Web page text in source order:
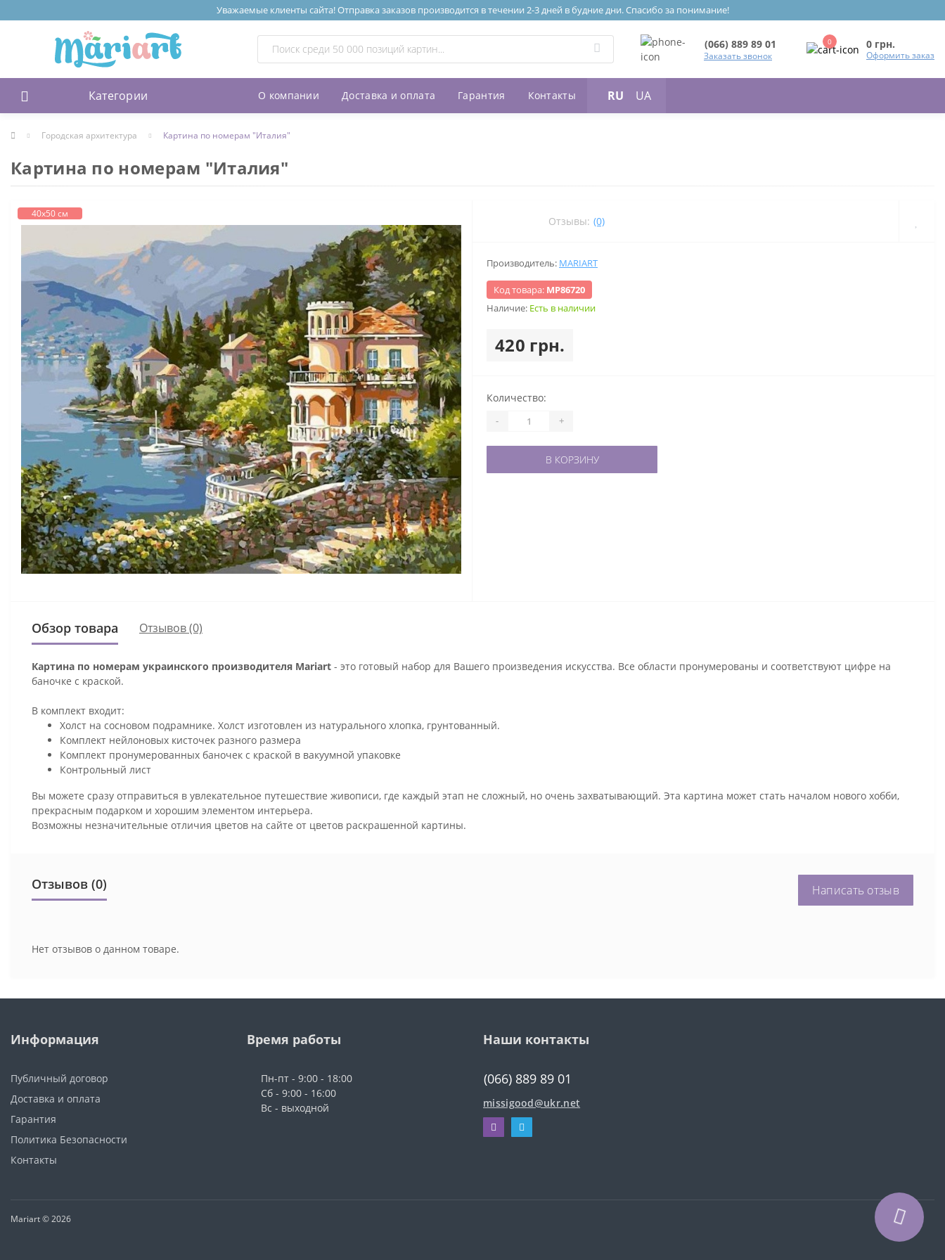
Уважаемые клиенты сайта! Отправка заказов производится в течении 2-3 дней в будние дни. Спасибо за понимание!
(066) 889 89 01
Заказать звонок
0 0 грн.
Оформить заказ
Категории О компании Доставка и оплата Гарантия Контакты RU UA
Городская архитектура Картина по номерам "Италия"
Картина по номерам "Италия"
40х50 см
Отзывы: (0)
Производитель: MARIART
Код товара: МР86720
Наличие: Есть в наличии
420 грн.
Количество:
- +
В КОРЗИНУ
Обзор товара Отзывов (0)
Картина по номерам украинского производителя Mariart - это готовый набор для Вашего произведения искусства. Все области пронумерованы и соответствуют цифре на
баночке с краской.
В комплект входит:
Холст на сосновом подрамнике. Холст изготовлен из натурального хлопка, грунтованный.
Комплект нейлоновых кисточек разного размера
Комплект пронумерованных баночек с краской в вакуумной упаковке
Контрольный лист
Вы можете сразу отправиться в увлекательное путешествие живописи, где каждый этап не сложный, но очень захватывающий. Эта картина может стать началом нового хобби,
прекрасным подарком и хорошим элементом интерьера.
Возможны незначительные отличия цветов на сайте от цветов раскрашенной картины.
Отзывов (0) Написать отзыв
Нет отзывов о данном товаре.
Информация
Публичный договор
Доставка и оплата
Гарантия
Политика Безопасности
Контакты
Время работы
Пн-пт - 9:00 - 18:00
Сб - 9:00 - 16:00
Вс - выходной
Наши контакты
(066) 889 89 01
missigood@ukr.net
Mariart © 2026